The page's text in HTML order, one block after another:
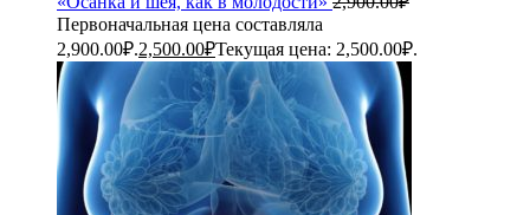
Первоначальная цена составляла
2,900.00₽.2,500.00₽Текущая цена: 2,500.00₽.